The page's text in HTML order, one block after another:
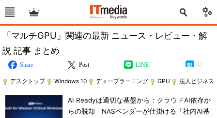
「マルチGPU」関連の最新 ニュース・レビュー・解
説 記事 まとめ
Share Post LINE
デスクトップ Windows 10 ディープラーニング GPU 法人ビジネス
AI Readyは適切な基盤から：クラウドAI依存か
らの脱却 NASベンダーが仕掛ける「社内AI基